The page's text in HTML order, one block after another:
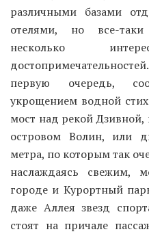
различными базами
отелями, но все-
несколько
первую очередь,
укрощением водной
мост над рекой
островом Волин, или
метра, по которым так
наслаждаясь свежим,
городе и Курортный
даже Аллея звезд
стоят на причале